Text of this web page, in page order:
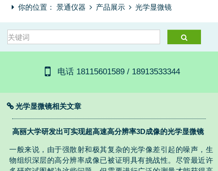
你的位置： 景通仪器 产品展示 光学显微镜
电话 18115601589 / 18913533344
光学显微镜相关文章
高丽大学研发出可实现超高速高分辨率3D成像的光学显微镜
一般来说，由于强散射和极其复杂的光学像差引起的噪声，生
物组织深层的高分辨率成像已被证明具有挑战性。尽管最近许